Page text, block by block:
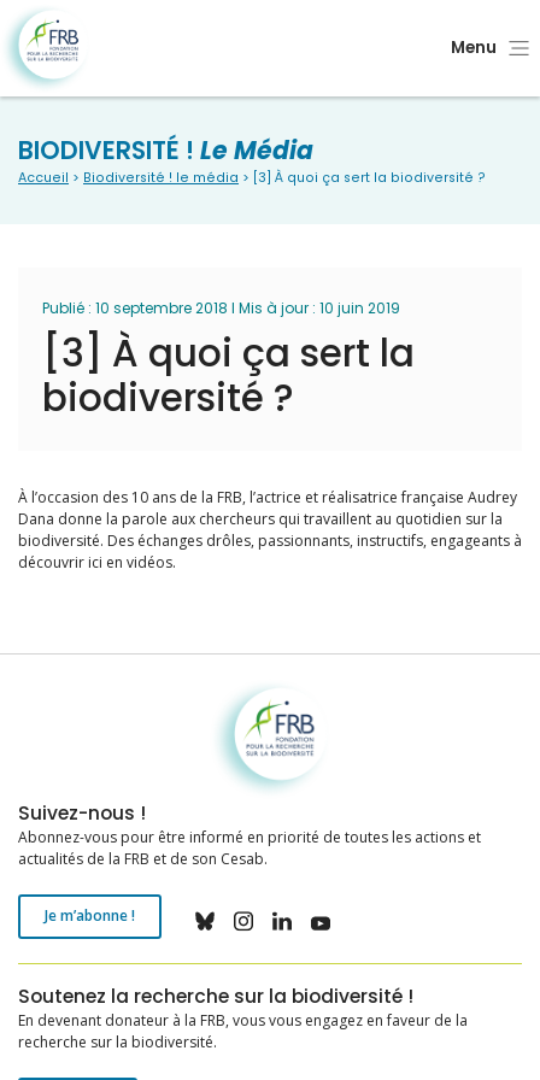
Menu
BIODIVERSITÉ ! Le Média
Accueil > Biodiversité ! le média > [3] À quoi ça sert la biodiversité ?
Publié : 10 septembre 2018 I Mis à jour : 10 juin 2019
[3] À quoi ça sert la
biodiversité ?
À l’occasion des 10 ans de la FRB, l’actrice et réalisatrice française Audrey
Dana donne la parole aux chercheurs qui travaillent au quotidien sur la
biodiversité. Des échanges drôles, passionnants, instructifs, engageants à
découvrir ici en vidéos.
Fondation pour la recherche sur la biodiversité
Suivez-nous !
Abonnez-vous pour être informé en priorité de toutes les actions et
actualités de la FRB et de son Cesab.
Je m’abonne !
Soutenez la recherche sur la biodiversité !
En devenant donateur à la FRB, vous vous engagez en faveur de la
recherche sur la biodiversité.